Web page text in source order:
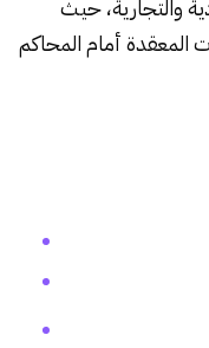
والتجارية، حيث
المعقدة أمام المحاكم